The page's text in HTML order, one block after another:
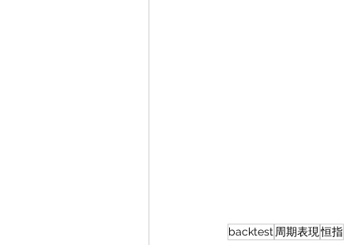
backtest周期表現恒指